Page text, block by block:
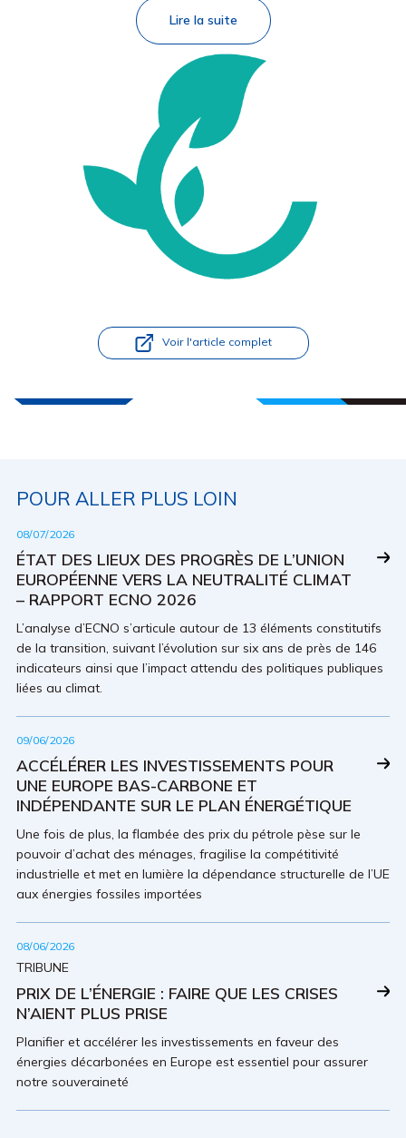
Lire la suite
Voir l'article complet
POUR ALLER PLUS LOIN
08/07/2026
ÉTAT DES LIEUX DES PROGRÈS DE L’UNION
EUROPÉENNE VERS LA NEUTRALITÉ CLIMAT
– RAPPORT ECNO 2026
L’analyse d’ECNO s’articule autour de 13 éléments constitutifs
de la transition, suivant l’évolution sur six ans de près de 146
indicateurs ainsi que l’impact attendu des politiques publiques
liées au climat.
09/06/2026
ACCÉLÉRER LES INVESTISSEMENTS POUR
UNE EUROPE BAS-CARBONE ET
INDÉPENDANTE SUR LE PLAN ÉNERGÉTIQUE
Une fois de plus, la flambée des prix du pétrole pèse sur le
pouvoir d’achat des ménages, fragilise la compétitivité
industrielle et met en lumière la dépendance structurelle de l’UE
aux énergies fossiles importées
08/06/2026
TRIBUNE
PRIX DE L’ÉNERGIE : FAIRE QUE LES CRISES
N’AIENT PLUS PRISE
Planifier et accélérer les investissements en faveur des
énergies décarbonées en Europe est essentiel pour assurer
notre souveraineté